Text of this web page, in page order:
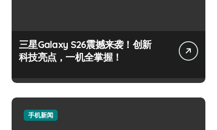
三星Galaxy S26震撼来袭！创新
科技亮点，一机全掌握！
手机新闻